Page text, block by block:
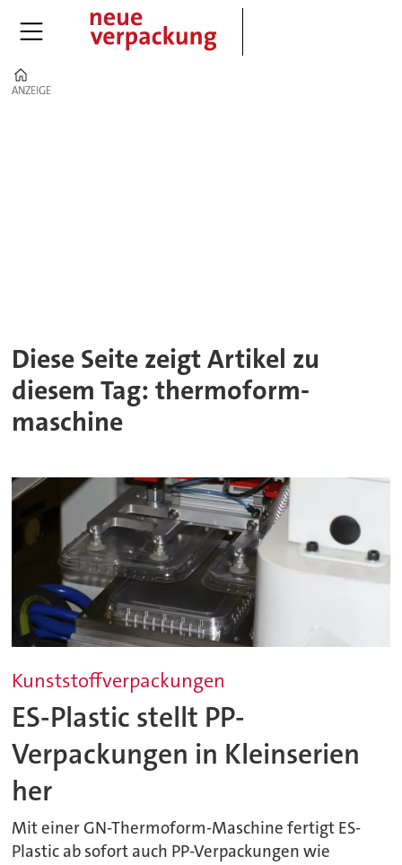
ANZEIGE
ANZEIGE
Diese Seite zeigt Artikel zu
diesem Tag: thermoform-
maschine
Kunststoffverpackungen
ES-Plastic stellt PP-
Verpackungen in Kleinserien
her
Mit einer GN-Thermoform-Maschine fertigt ES-
Plastic ab sofort auch PP-Verpackungen wie